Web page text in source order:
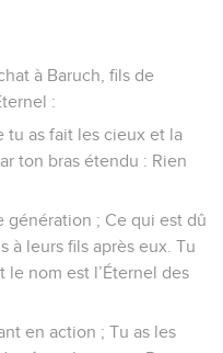
à Baruch, fils de
:
tu as fait les cieux et la
ton bras étendu : Rien
génération ; Ce qui est dû
à leurs fils après eux. Tu
le nom est l’Éternel des
en action ; Tu as les